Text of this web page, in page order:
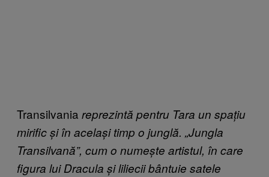
Transilvania reprezintă pentru Tara un spațiu
mirific și în același timp o junglă. „Jungla
Transilvană”, cum o numește artistul, în care
figura lui Dracula și liliecii bântuie satele